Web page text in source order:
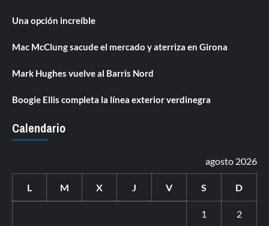
Una opción increíble
Mac McClung sacude el mercado y aterriza en Girona
Mark Hughes vuelve al Barris Nord
Boogie Ellis completa la línea exterior verdinegra
Calendario
agosto 2026
L M X J V S D
1 2